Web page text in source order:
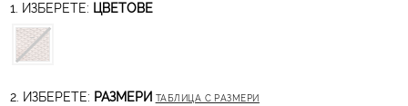
1. ИЗБЕРЕТЕ: ЦВЕТОВЕ
2. ИЗБЕРЕТЕ: РАЗМЕРИ ТАБЛИЦА С РАЗМЕРИ